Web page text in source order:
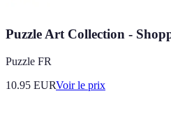
Puzzle Art Collection -
Puzzle FR
10.95 EURVoir le prix